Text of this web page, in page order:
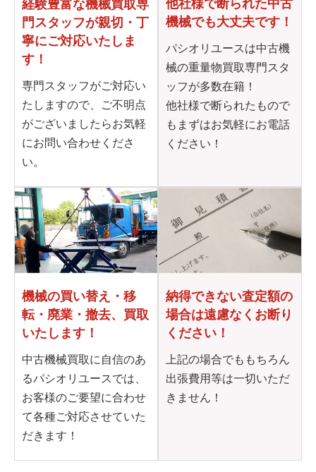
経験豊富な機械買取専
門スタッフが親切・丁
寧にご対応いたしま
す！
専門スタッフがご対応い
たしますので、ご不明点
がございましたらお気軽
にお問い合わせくださ
い。
他社様で断られた中古
機械でも大丈夫です！
パシオリユースは中古機
械の重量物買取専門スタ
ッフが多数在籍！
他社様で断られたもので
もまずはお気軽にお電話
ください！
機械の買い替え・移
転・ 廃業・撤去、買取
いたします！
中古機械買取に自信のあ
るパシオリユースでは、
お客様のご要望に合わせ
て各種ご対応させていた
だきます！
納得できない査定額の
場合は遠慮なくお断り
ください！
上記の場合でももちろん
出張費用等は一切いただ
きません！